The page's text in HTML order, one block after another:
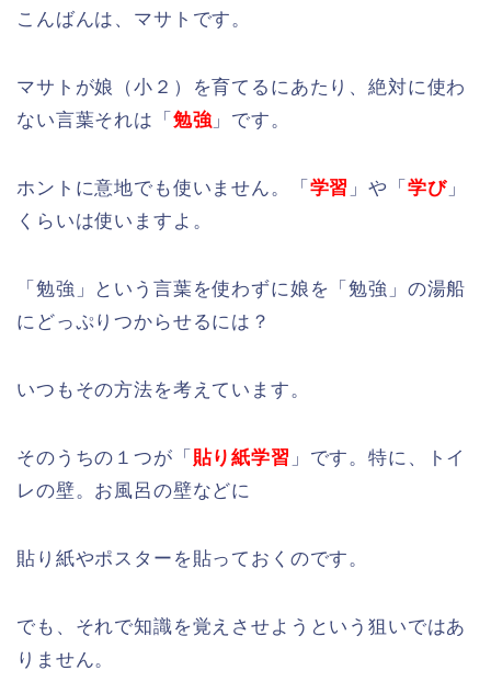
こんばんは、マサトです。
マサトが娘（小２）を育てるにあたり、絶対に使わ
ない言葉それは「 勉強 」です。
ホントに意地でも使いません。「 学習 」や「 学び」
くらいは使いますよ。
「勉強」という言葉を使わずに娘を「勉強」の湯船
にどっぷりつからせるには？
いつもその方法を考えています。
そのうちの１つが「 貼り紙学習 」です。特に、トイ
レの壁。お風呂の壁などに
貼り紙やポスターを貼っておくのです。
でも、それで知識を覚えさせようという狙いではあ
りません。